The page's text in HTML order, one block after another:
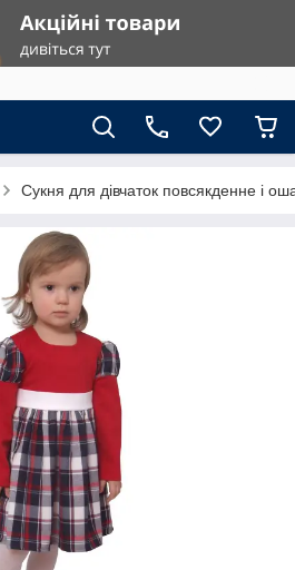
Сукня для дівчаток повсякденне і